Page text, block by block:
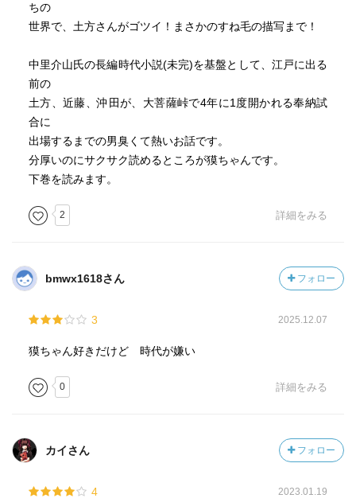
ちの
世界で、土方さんがゴツイ！まさかのすね毛の描写まで！
中里介山氏の長編時代小説(未完)を基盤として、江戸に出る
前の
土方、近藤、沖田が、大菩薩峠で4年に1度開かれる奉納試
合に
出場するまでの男臭くて熱いお話です。
分厚いのにサクサク読めるところが獏ちゃんです。
下巻を読みます。
2 詳細をみる
bmwx1618さん フォロー
3 2025.12.07
獏ちゃん好きだけど 時代が嫌い
0 詳細をみる
カイさん フォロー
4 2023.01.19